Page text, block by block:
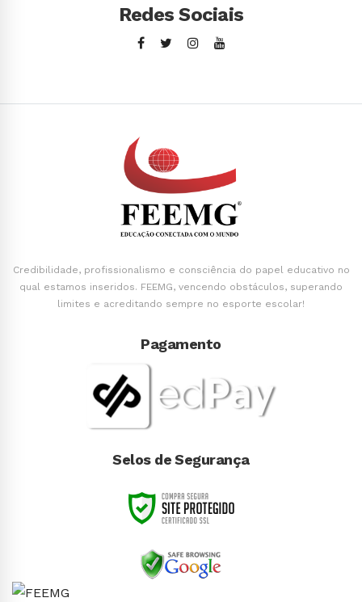
Redes Sociais
Credibilidade, profissionalismo e consciência do papel educativo no
qual estamos inseridos. FEEMG, vencendo obstáculos, superando
limites e acreditando sempre no esporte escolar!
Pagamento
Selos de Segurança